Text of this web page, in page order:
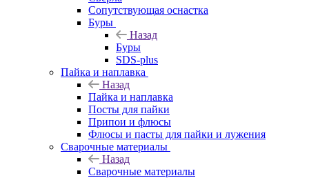
Сопутствующая оснастка
Буры
Назад
Буры
SDS-plus
Пайка и наплавка
Назад
Пайка и наплавка
Посты для пайки
Припои и флюсы
Флюсы и пасты для пайки и лужения
Сварочные материалы
Назад
Сварочные материалы